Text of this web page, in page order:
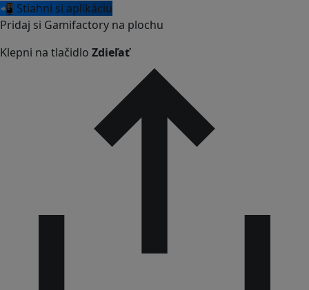
📲 Stiahni si aplikáciu
Pridaj si Gamifactory na plochu
Klepni na tlačidlo Zdieľať